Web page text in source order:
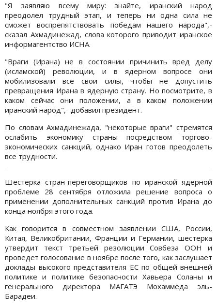
"Я заявляю всему миру: знайте, иранский народ
преодолел трудный этап, и теперь ни одна сила не
сможет воспрепятствовать победам нашего народа",-
сказал Ахмадинежад, слова которого приводит иранское
информагентство ИСНА.
"Враги (Ирана) не в состоянии причинить вред делу
(исламской) революции, и в ядерном вопросе они
мобилизовали все свои силы, чтобы не допустить
превращения Ирана в ядерную страну. Но посмотрите, в
каком сейчас они положении, а в каком положении
иранский народ",- добавил президент.
По словам Ахмадинежада, "некоторые враги" стремятся
ослабить экономику страны посредством торгово-
экономических санкций, однако Иран готов преодолеть
все трудности.
Шестерка стран-переговорщиков по иранской ядерной
проблеме 28 сентября отложила решение вопроса о
применении дополнительных санкций против Ирана до
конца ноября этого года.
Как говорится в совместном заявлении США, России,
Китая, Великобритании, Франции и Германии, шестерка
утвердит текст третьей резолюции Совбеза ООН и
проведет голосование в ноябре после того, как заслушает
доклады высокого представителя ЕС по общей внешней
политике и политике безопасности Хавьера Соланы и
генерального директора МАГАТЭ Мохаммеда эль-
Барадеи.